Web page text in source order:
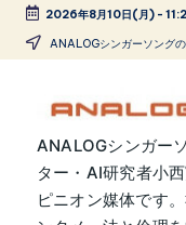
Skip
2026年8月10日(月)-
ANALOGシンガーソングの
A
N
A
ANALOGシンガー
ター・AI研究者小
ピニオン媒体です